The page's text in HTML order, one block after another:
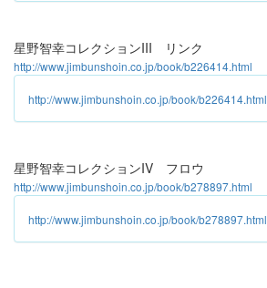
星野智幸コレクションIII リンク
http://www.jimbunshoin.co.jp/book/b226414.html
http://www.jimbunshoin.co.jp/book/b226414.html
星野智幸コレクションIV フロウ
http://www.jimbunshoin.co.jp/book/b278897.html
http://www.jimbunshoin.co.jp/book/b278897.html